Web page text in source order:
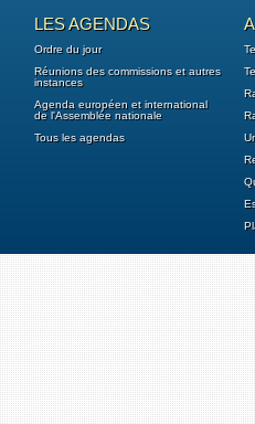
LES AGENDAS
Ordre du jour
Réunions des commissions et autres
instances
Agenda européen et international
de l'Assemblée nationale
Tous les agendas